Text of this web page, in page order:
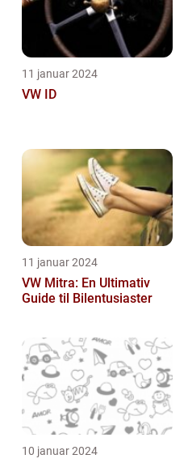
11 januar 2024
VW ID
11 januar 2024
VW Mitra: En Ultimativ
Guide til Bilentusiaster
10 januar 2024